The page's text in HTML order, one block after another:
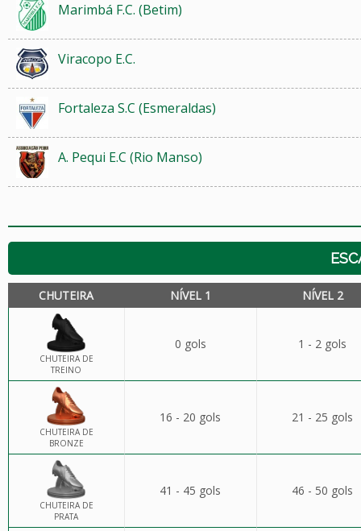
Marimbá F.C. (Betim)
Viracopo E.C.
Fortaleza S.C (Esmeraldas)
A. Pequi E.C (Rio Manso)
CHUTEIRA NÍVEL 1 NÍVEL 2
CHUTEIRA DE
TREINO
0 gols 1 - 2 gols
CHUTEIRA DE
BRONZE
16 - 20 gols 21 - 25 gols
CHUTEIRA DE
PRATA
41 - 45 gols 46 - 50 gols